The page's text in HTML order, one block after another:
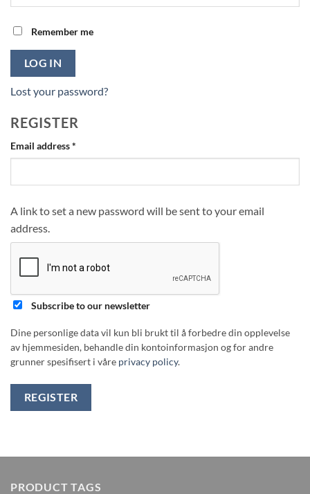
Remember me
LOG IN
Lost your password?
REGISTER
Email address*
A link to set a new password will be sent to your email
address.
Subscribe to our newsletter
Dine personlige data vil kun bli brukt til å forbedre din opplevelse
av hjemmesiden, behandle din kontoinformasjon og for andre
grunner spesifisert i våre privacy policy.
REGISTER
PRODUCT TAGS